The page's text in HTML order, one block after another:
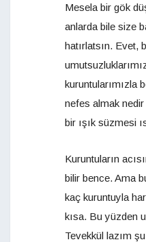
Mesela bir gök
anlarda bile size
hatırlatsın. Evet,
kuruntularımızla
nefes almak nedir
bir ışık süzmesi
Kuruntuların
bilir bence. Ama
kaç kuruntuyla
kısa. Bu yüzden
Tevekkül lazım